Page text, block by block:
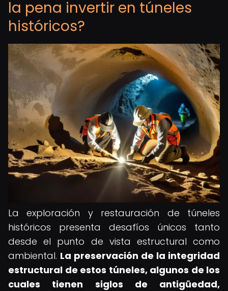
la pena invertir en túneles
históricos?
La exploración y restauración de túneles
históricos presenta desafíos únicos tanto
desde el punto de vista estructural como
ambiental. La preservación de la integridad
estructural de estos túneles, algunos de los
cuales tienen siglos de antigüedad,